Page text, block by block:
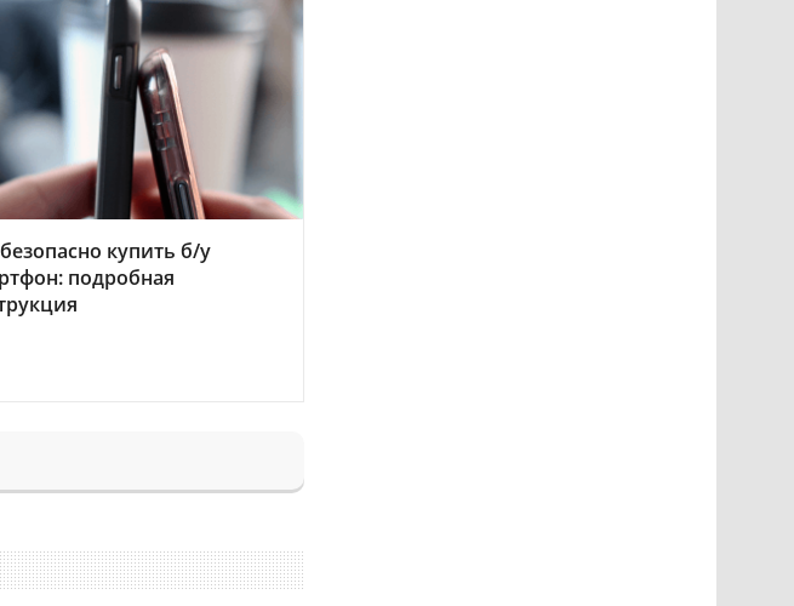
купить б/у
подробная